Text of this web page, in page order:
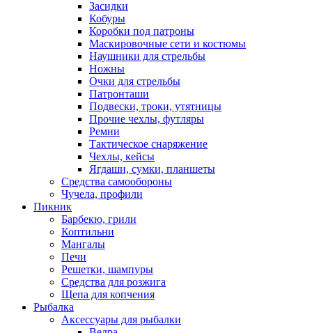
Засидки
Кобуры
Коробки под патроны
Маскировочные сети и костюмы
Наушники для стрельбы
Ножны
Очки для стрельбы
Патронташи
Подвески, троки, утятницы
Прочие чехлы, футляры
Ремни
Тактическое снаряжение
Чехлы, кейсы
Ягдаши, сумки, планшеты
Средства самообороны
Чучела, профили
Пикник
Барбекю, грили
Коптильни
Мангалы
Печи
Решетки, шампуры
Средства для розжига
Щепа для копчения
Рыбалка
Аксессуары для рыбалки